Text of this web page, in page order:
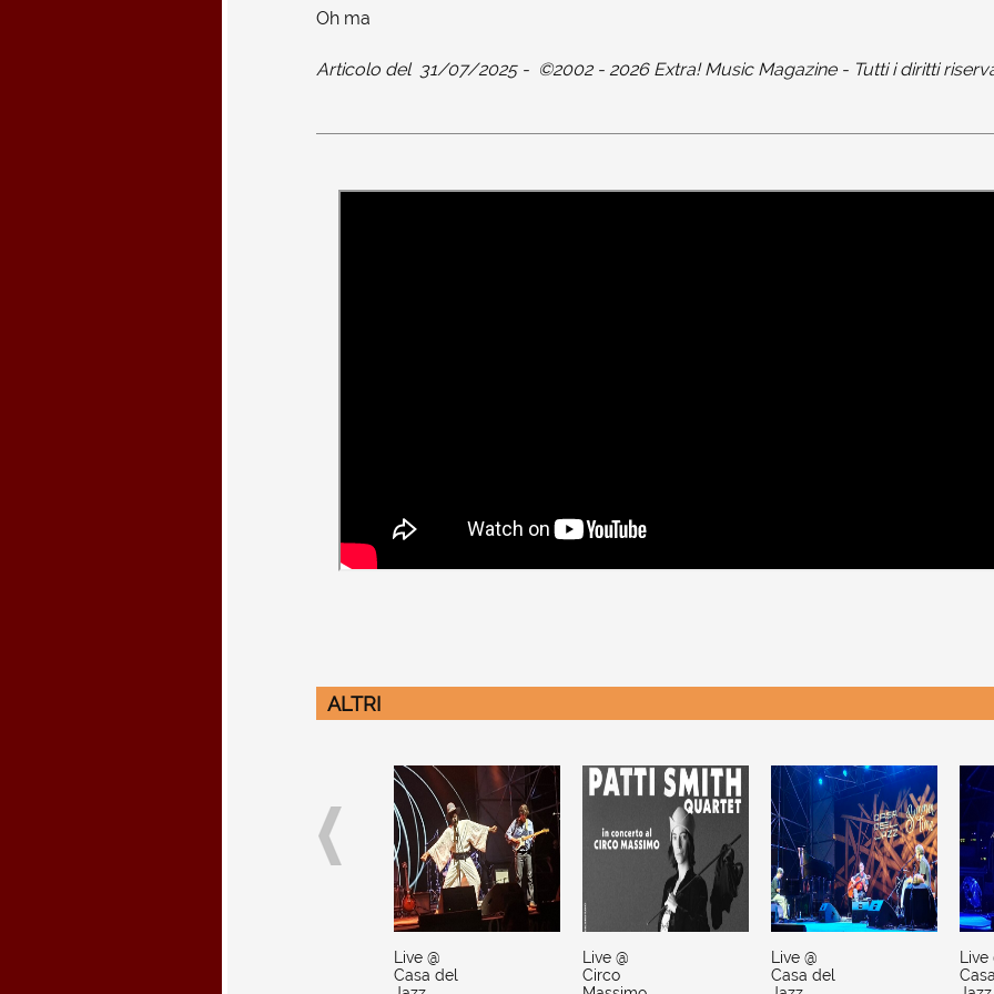
Oh ma
Articolo del 31/07/2025- ©2002 - 2026 Extra! Music Magazine - Tutti i diritti
ALTRI
Live @
Casa del
Live @
Circo
Live @
Casa del
Live